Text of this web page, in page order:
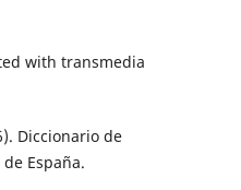
with transmedia
Diccionario de
España.